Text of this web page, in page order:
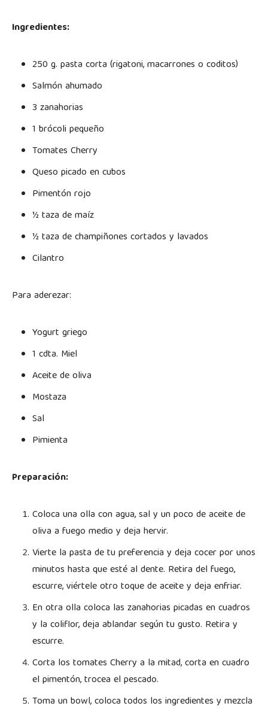
Ingredientes:
250 g. pasta corta (rigatoni, macarrones o coditos)
Salmón ahumado
3 zanahorias
1 brócoli pequeño
Tomates Cherry
Queso picado en cubos
Pimentón rojo
½ taza de maíz
½ taza de champiñones cortados y lavados
Cilantro
Para aderezar:
Yogurt griego
1 cdta. Miel
Aceite de oliva
Mostaza
Sal
Pimienta
Preparación:
Coloca una olla con agua, sal y un poco de aceite de
oliva a fuego medio y deja hervir.
Vierte la pasta de tu preferencia y deja cocer por unos
minutos hasta que esté al dente. Retira del fuego,
escurre, viértele otro toque de aceite y deja enfriar.
En otra olla coloca las zanahorias picadas en cuadros
y la coliflor, deja ablandar según tu gusto. Retira y
escurre.
Corta los tomates Cherry a la mitad, corta en cuadro
el pimentón, trocea el pescado.
Toma un bowl, coloca todos los ingredientes y mezcla